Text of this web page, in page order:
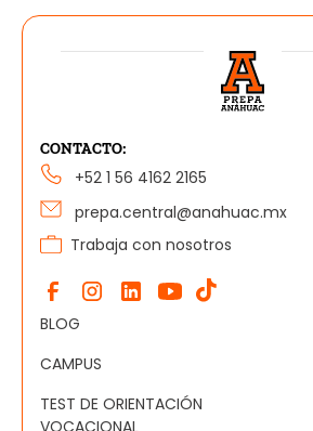
CONTACTO:
+52 1 56 4162 2165
prepa.central@anahuac.mx
Trabaja con nosotros
BLOG
CAMPUS
TEST DE ORIENTACIÓN